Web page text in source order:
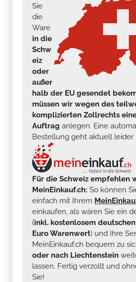
Sie
die
Ware
in die
Schw
eiz
oder
außer
halb der EU gesendet
müssen wir wegen des
komplizierten Zollrechts
Auftrag anlegen. Eine
Bestellung geht aktuell leider
Für die Schweiz empfehlen
MeinEinkauf.ch: So können
einfach mit Ihrem
einkaufen, als wären Sie ein
(inkl. kostenlosem
Euro Warenwert) und Ihre
MeinEinkauf.ch bequem zu
oder nach Liechtenstein
lassen. Fertig verzollt und
Sie!